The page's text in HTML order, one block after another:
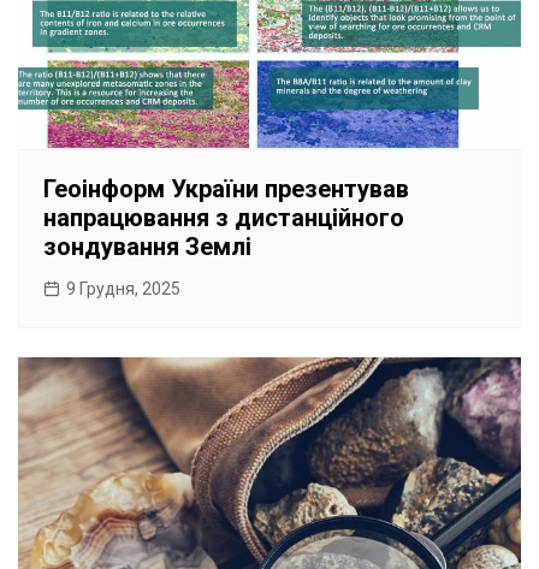
Геоінформ України презентував
напрацювання з дистанційного
зондування Землі
9 Грудня, 2025